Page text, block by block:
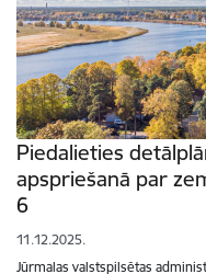
Piedalieties
apspriešanā par
6
11.12.2025.
Jūrmalas valstspilsētas